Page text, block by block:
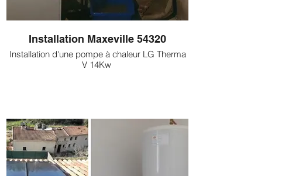
Installation Maxeville 54320
Installation d'une pompe à chaleur LG Therma
V 14Kw